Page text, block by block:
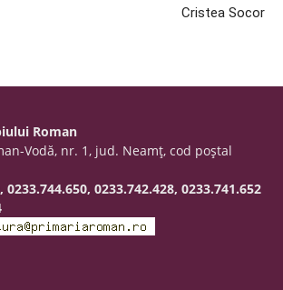
Cristea Socor
Roman
Vodă, nr. 1, jud. Neamţ, cod poştal
0233.744.650, 0233.742.428, 0233.741.652